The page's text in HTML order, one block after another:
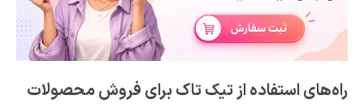
راه‌های استفاده از تیک تاک برای فروش محصولات